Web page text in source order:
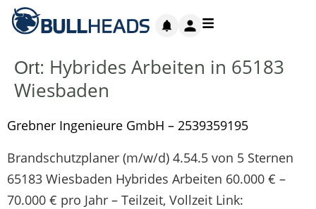
Ort: Hybrides Arbeiten in 65183
Wiesbaden
Grebner Ingenieure GmbH – 2539359195
Brandschutzplaner (m/w/d) 4.54.5 von 5 Sternen
65183 Wiesbaden Hybrides Arbeiten 60.000 € –
70.000 € pro Jahr – Teilzeit, Vollzeit Link: